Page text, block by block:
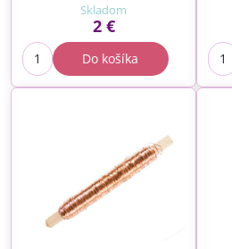
Skladom
2 €
Do košíka